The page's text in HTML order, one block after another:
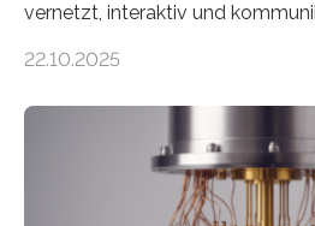
vernetzt, interaktiv und
oft von Autor*innen, die eng
werden schnell weiterentwickelt.
der Forschung der
Jahre alt geworden ist, weshalb
22.10.2025